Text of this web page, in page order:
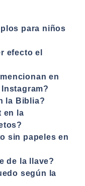
para niños
efecto el
en
la Biblia?
en la
sin papeles en
de la llave?
según la